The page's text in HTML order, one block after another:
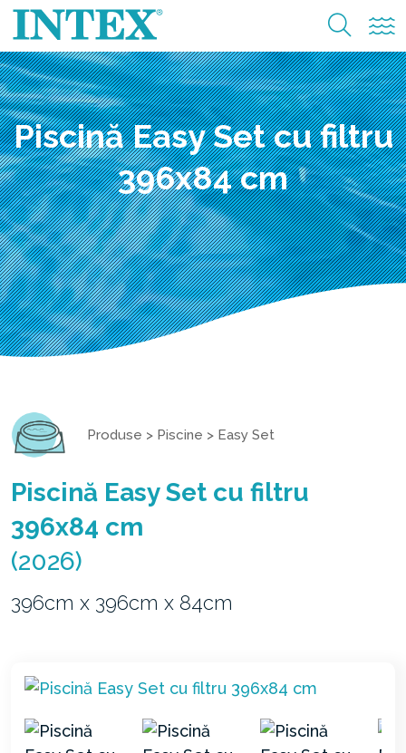
Piscină Easy Set cu filtru
396x84 cm
Produse > Piscine > Easy Set
Piscină Easy Set cu filtru
396x84 cm
(2026)
396cm x 396cm x 84cm